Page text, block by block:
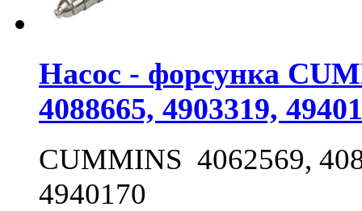
Насос - форсунка
4088665, 4903319,
CUMMINS 4062569,
4940170